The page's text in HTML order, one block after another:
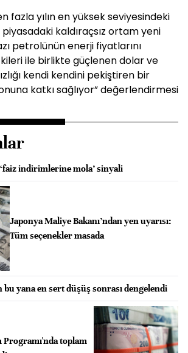
fazla yılın en yüksek seviyesindeki
kaldıraçsız ortam yeni
petrolünün enerji fiyatlarını
ile birlikte güçlenen dolar ve
kendi kendini pekiştiren bir
katkı sağlıyor” değerlendirmesi
indirimlerine mola’ sinyali
Japonya Maliye Bakanı’ndan yen uyarısı:
Tüm seçenekler masada
bu yana en sert düşüş sonrası dengelendi
Programı'nda toplam